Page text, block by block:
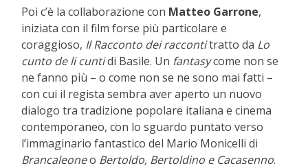
Poi c’è la collaborazione con Matteo Garrone,
iniziata con il film forse più particolare e
coraggioso, Il Racconto dei raccontitratto da Lo
cunto de li cuntidi Basile. Un fantasycome non se
ne fanno più – o come non se ne sono mai fatti –
con cui il regista sembra aver aperto un nuovo
dialogo tra tradizione popolare italiana e cinema
contemporaneo, con lo sguardo puntato verso
l’immaginario fantastico del Mario Monicelli di
Brancaleoneo Bertoldo, Bertoldino e Cacasenno.